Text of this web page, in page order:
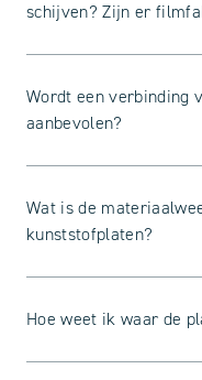
schijven? Zijn er
Wordt een verbinding
aanbevolen?
Wat is de
kunststofplaten?
Hoe weet ik waar de